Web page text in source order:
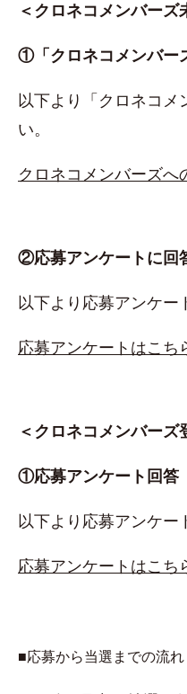
＜クロネコメンバーズ
①「クロネコメンバー
以下より「クロネコメ
い。
クロネコメンバーズへ
②応募アンケートに回
以下より応募アンケー
応募アンケートはこち
＜クロネコメンバーズ
①応募アンケート回答
以下より応募アンケー
応募アンケートはこち
■応募から当選までの流れ